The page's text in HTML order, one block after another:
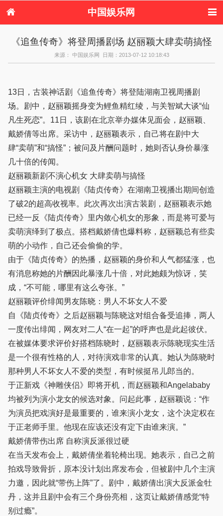
中国娱乐网
电视剧
演唱会 综艺节目
偶像活动
《追鱼传奇》将登周播剧场 赵丽颖大肆卖萌搞怪
来源： 中国娱乐网 日期：2013-07-12 10:18:43
13日，古装神话剧《追鱼传奇》将登陆湖南卫视周播剧
场。剧中，赵丽颖摇身变为鲤鱼精红绫，与关智斌大谈“仙
凡生死恋”。11日，该剧在北京举办媒体见面会，赵丽颖、
戴娇倩等出席。采访中，赵丽颖表示，自己将在剧中大
肆“卖萌”和“搞怪”；被问及片酬问题时，她则否认身价暴涨
几十倍的传闻。
赵丽颖新剧不演心机女 大肆卖萌与搞怪
赵丽颖主演的电视剧《陆贞传奇》在湖南卫视播出期间创造
了破2的超高收视率。此次再次出演古装剧，赵丽颖表示她
已经一反《陆贞传奇》里内敛心机女的形象，而是将可爱与
卖萌演绎到了极点。搭档戴娇倩也爆料称，赵丽颖总有些卖
萌的小动作，自己还会偷偷的学。
由于《陆贞传奇》的热播，赵丽颖的身价和人气都猛涨，也
有消息称她的片酬因此暴涨几十倍，对此她颇为惊讶，笑
成，“不可能，哪里有这么夸张。”
赵丽颖评价绯闻男友陈晓：男人不坏女人不爱
自《陆贞传奇》之后赵丽颖与陈晓这对组合备受追捧，两人
一度传出绯闻，网友对二人“在一起”的呼声也是此起彼伏。
在被媒体要求评价好搭档陈晓时，赵丽颖表示陈晓现实生活
是一个很有性格的人，对待演戏非常的认真。她认为陈晓时
那种男人不坏女人不爱的类型，有时候挺吊儿郎当的。
于正新戏《神雕侠侣》即将开机，而赵丽颖和Angelababy
均被列为演小龙女的候选对象。问起此事，赵丽颖说：“作
为演员把戏演好是最重要的，谁来演小龙女，这个决定权在
于正老师手里。他现在应该还没有定下由谁来演。”
戴娇倩带伤出席 自称演反派很过硬
在当天发布会上，戴娇倩坐着轮椅出现。她表示，自己之前
拍戏导致骨折，原本没计划出席发布会，但被剧中几个主演
力邀，因此就“带伤上阵”了。剧中，戴娇倩出演大反派金牡
丹，这并且剧中会有三个身份亮相，这页让戴娇倩感觉“特
别过瘾”。